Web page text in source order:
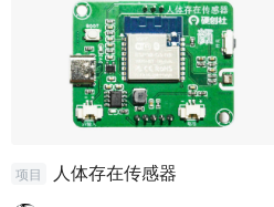
项目 人体存在传感器